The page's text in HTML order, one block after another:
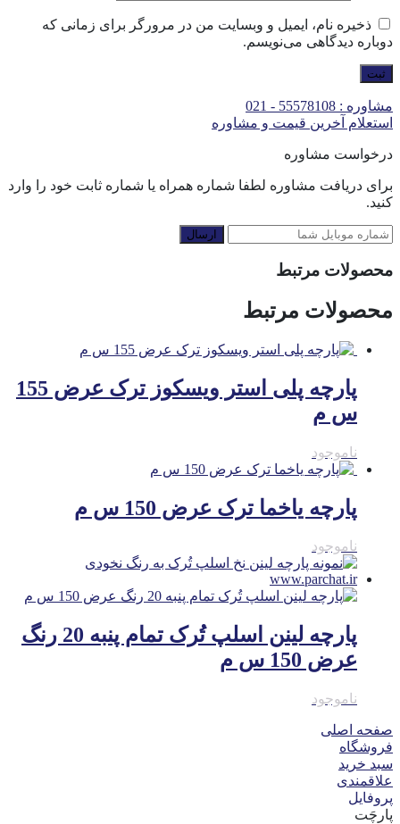
ذخیره نام، ایمیل و وبسایت من در مرورگر برای زمانی که
دوباره دیدگاهی می‌نویسم.
مشاوره : 55578108 - 021
استعلام آخرین قیمت و مشاوره
درخواست مشاوره
برای دریافت مشاوره لطفا شماره همراه یا شماره ثابت خود را وارد
کنید.
ارسال
محصولات مرتبط
محصولات مرتبط
پارچه پلی استر ویسکوز ترک عرض 155
س م
ناموجود
پارچه یاخما ترک عرض 150 س م
ناموجود
پارچه لینن اسلپ تُرک تمام پنبه 20 رنگ
عرض 150 س م
ناموجود
صفحه اصلی
فروشگاه
سبد خرید
علاقمندی
پروفایل
پارچَت